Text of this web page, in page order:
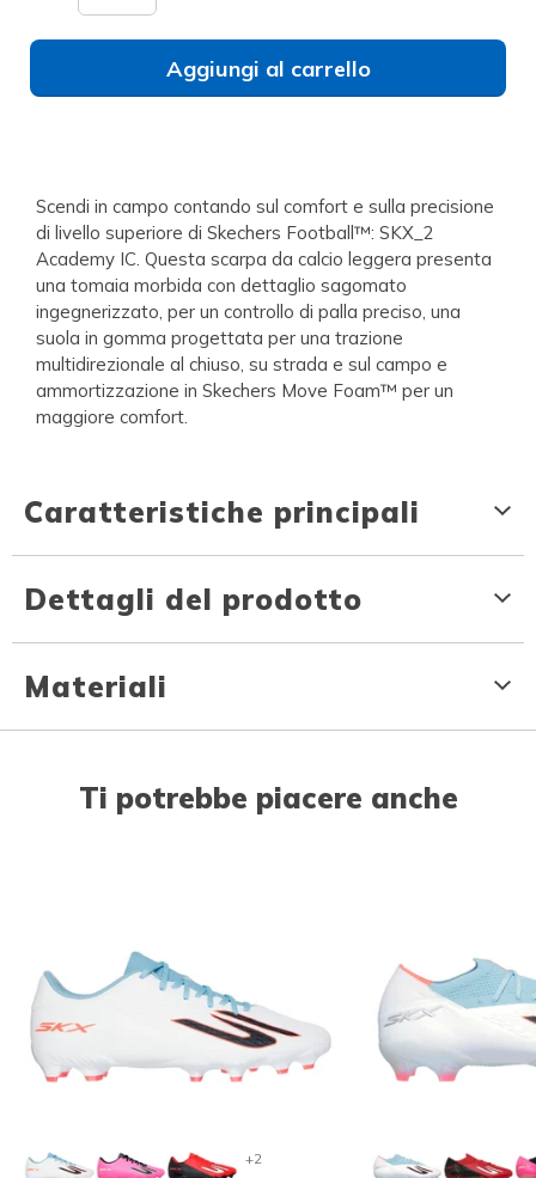
Aggiungi al carrello
Scendi in campo contando sul comfort e sulla precisione
di livello superiore di Skechers Football™: SKX_2
Academy IC. Questa scarpa da calcio leggera presenta
una tomaia morbida con dettaglio sagomato
ingegnerizzato, per un controllo di palla preciso, una
suola in gomma progettata per una trazione
multidirezionale al chiuso, su strada e sul campo e
ammortizzazione in Skechers Move Foam™ per un
maggiore comfort.
Caratteristiche principali
Dettagli del prodotto
Materiali
Ti potrebbe piacere anche
+2